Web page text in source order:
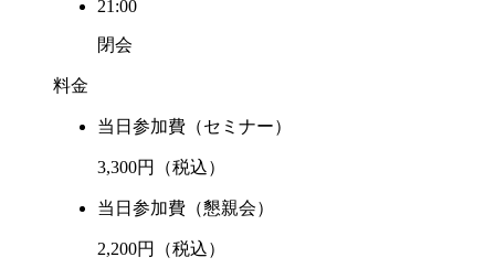
21:00
閉会
料金
当日参加費（セミナー）
3,300円（税込）
当日参加費（懇親会）
2,200円（税込）